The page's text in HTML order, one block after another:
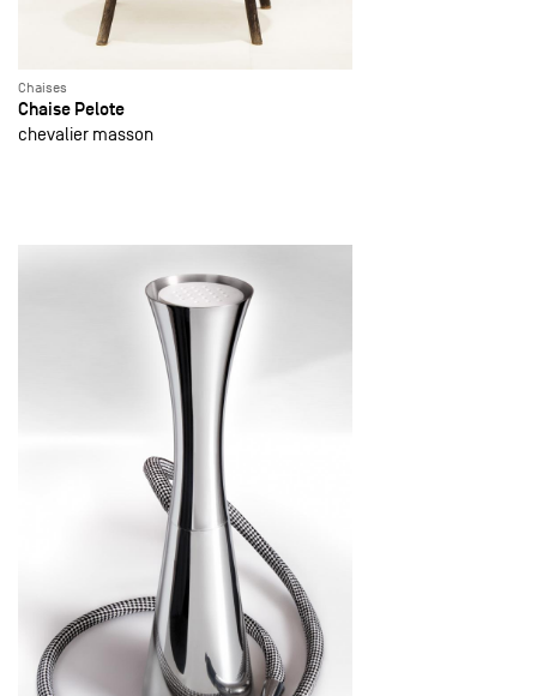
Chaises
Chaise Pelote
chevalier masson